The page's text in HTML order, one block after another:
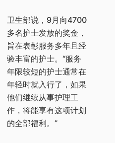
卫生部说，9月向4700
多名护士发放的奖金，
旨在表彰服务多年且经
验丰富的护士。“服务
年限较短的护士通常在
年轻时就入行了，如果
他们继续从事护理工
作，将能享有这项计划
的全部福利。”